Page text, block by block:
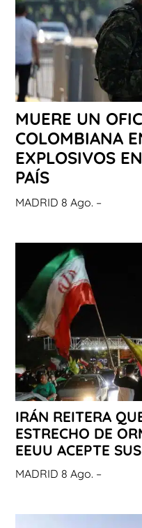
MUERE UN
COLOMBIANA
EXPLOSIVOS
PAÍS
MADRID 8 Ago. –
IRÁN REITERA
ESTRECHO DE
EEUU ACEPTE
MADRID 8 Ago. –